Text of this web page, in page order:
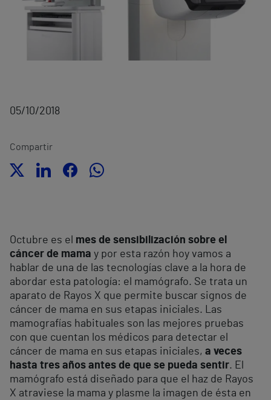
05/10/2018
Compartir
Octubre es el mes de sensibilización sobre el
cáncer de mama y por esta razón hoy vamos a
hablar de una de las tecnologías clave a la hora de
abordar esta patología: el mamógrafo. Se trata un
aparato de Rayos X que permite buscar signos de
cáncer de mama en sus etapas iniciales. Las
mamografías habituales son las mejores pruebas
con que cuentan los médicos para detectar el
cáncer de mama en sus etapas iniciales, a veces
hasta tres años antes de que se pueda sentir. El
mamógrafo está diseñado para que el haz de Rayos
X atraviese la mama y plasme la imagen de ésta en